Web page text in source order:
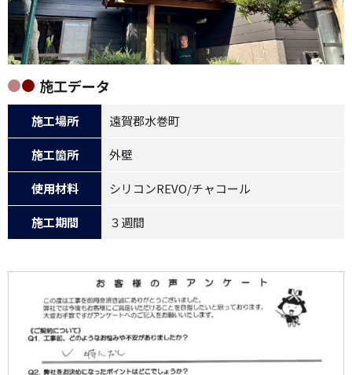
施工データ
施工場所 遠賀郡水巻町
施工箇所 外壁
使用材料 シリコンREVO/チャコール
施工期間 ３週間